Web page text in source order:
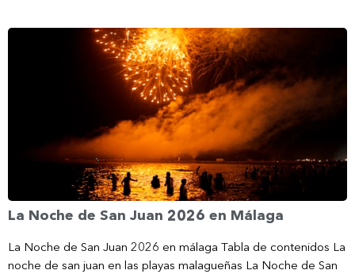
La Noche de San Juan 2026 en Málaga
La Noche de San Juan 2026 en málaga Tabla de contenidos La
noche de san juan en las playas malagueñas La Noche de San